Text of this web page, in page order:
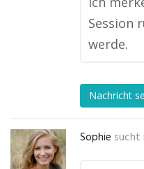
Session
werde.
Nachricht
Sophie sucht